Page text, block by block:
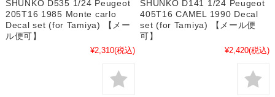
SHUNKO D535 1/24 Peugeot
205T16 1985 Monte carlo
Decal set (for Tamiya) 【メー
ル便可】
¥2,310(税込)
SHUNKO D141 1/24 Peugeot
405T16 CAMEL 1990 Decal
set (for Tamiya) 【メール便
可】
¥2,420(税込)